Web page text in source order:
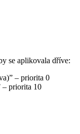
se aplikovala dříve:
– priorita 0
– priorita 10